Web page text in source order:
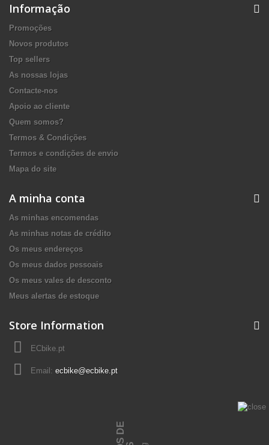
Informação
Promoções
Novos produtos
Top sellers
As nossas lojas
Contacte-nos
Apoio ao cliente
Quem somos?
Termos & Condições
Termos e condições de envio
Mapa do site
A minha conta
As minhas encomendas
As minhas notas de crédito
Os meus endereços
Os meus dados pessoais
Os meus vales de desconto
Meus alertas de estoque
Store Information
ECbike.pt
Email: ecbike@ecbike.pt